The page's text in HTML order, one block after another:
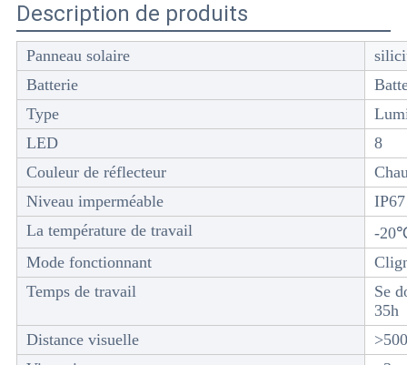
Description de produits
Panneau solaire
Batterie
Type
LED
8
Couleur de réflecteur
Niveau imperméable
IP67
La température de travail
-
Mode fonctionnant
Temps de travail
Se
35h
Distance visuelle